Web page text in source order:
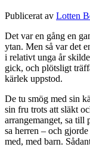
Publicerat av Lotten
Det var en gång en
ytan. Men så var det
i relativt unga år
gick, och plötsligt
kärlek uppstod.
De tu smög med sin
sin fru trots att släkt
arrangemanget, sa till
sa herren – och
med, med barn.